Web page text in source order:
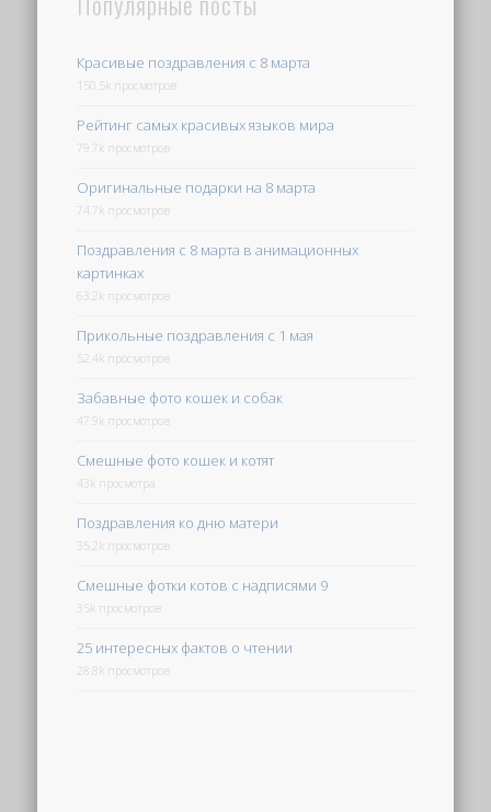
Красивые поздравления с 8 марта
150.5k просмотров
Рейтинг самых красивых языков мира
79.7k просмотров
Оригинальные подарки на 8 марта
74.7k просмотров
Поздравления с 8 марта в анимационных
картинках
63.2k просмотров
Прикольные поздравления с 1 мая
52.4k просмотров
Забавные фото кошек и собак
47.9k просмотров
Смешные фото кошек и котят
43k просмотра
Поздравления ко дню матери
35.2k просмотров
Смешные фотки котов с надписями 9
35k просмотров
25 интересных фактов о чтении
28.8k просмотров